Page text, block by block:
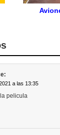
a las 13:35
pelicula